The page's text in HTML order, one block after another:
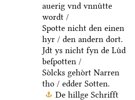
auerig vnd vnnuͤtte
wordt /
Spotte nicht den einen
hyr / den andern dort.
Jdt ys nicht fyn de Luͤd
beſpotten /
Soͤlcks gehoͤrt Narren
tho / edder Sotten.
De hillge Schrifft